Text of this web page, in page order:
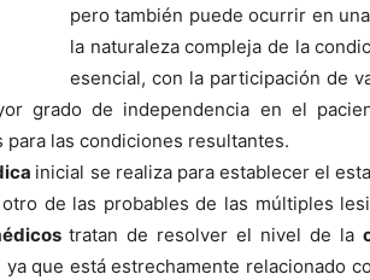
pero también puede ocurrir en
la naturaleza compleja de la
esencial, con la participación de
grado de independencia en el
las condiciones resultantes.
inicial se realiza para establecer el
de las probables de las múltiples
tratan de resolver el nivel de la
que está estrechamente relacionado